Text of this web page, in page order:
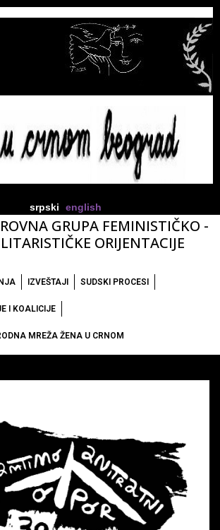
srpski english
GRUPA FEMINISTIČKO -
ORIJENTACIJE
IZVEŠTAJI SUDSKI PROCESI
I KOALICIJE
MREŽA ŽENA U CRNOM